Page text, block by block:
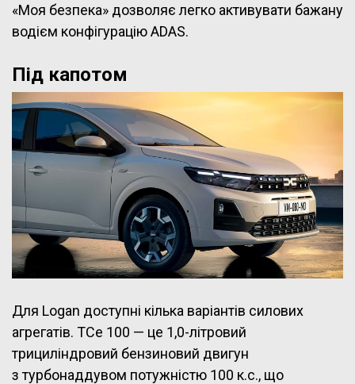
«Моя безпека» дозволяє легко активувати бажану
водієм конфігурацію ADAS.
Під капотом
Для Logan доступні кілька варіантів силових
агрегатів. TCe 100 — це 1,0-літровий
трициліндровий бензиновий двигун
з турбонаддувом потужністю 100 к.с., що